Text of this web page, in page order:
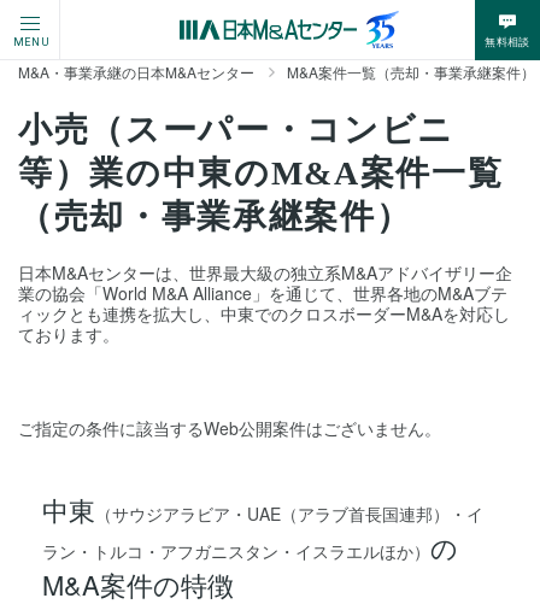
MENU 無料相談
M&A・事業承継の日本M&Aセンター M&A案件一覧（売却・事業承継案件）
小売（スーパー・コンビニ
等）業の中東のM&A案件一覧
（売却・事業承継案件）
日本M&Aセンターは、世界最大級の独立系M&Aアドバイザリー企
業の協会「World M&A Alliance」を通じて、世界各地のM&Aブテ
ィックとも連携を拡大し、中東でのクロスボーダーM&Aを対応し
ております。
ご指定の条件に該当するWeb公開案件はございません。
中東 （サウジアラビア・UAE（アラブ首長国連邦）・イ
ラン・トルコ・アフガニスタン・イスラエルほか） の
M&A案件の特徴